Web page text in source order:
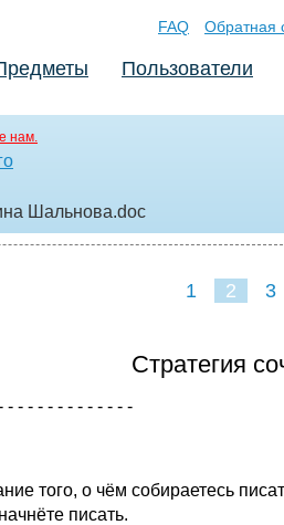
FAQ Обратная
Пользователи
нам.
Шальнова.doc
1 2 3
Стратегия
- - - - - - - - - - - - -
того, о чём собиpаетесь
писать.